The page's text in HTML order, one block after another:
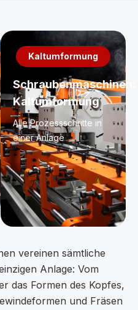
Kaltumformung
Schraubenmaschinen:
Kaltumformung
Alle Prozessschritte in
einer Anlage
vereinen sämtliche
Anlage: Vom
das Formen des Kopfes,
und Fräsen